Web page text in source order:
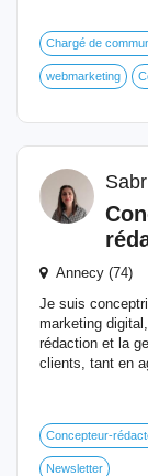
Chargé de
webmarketing
Annecy (74)
Je suis
marketing
rédaction et la
clients, tant en
Concepteur-
Newsletter